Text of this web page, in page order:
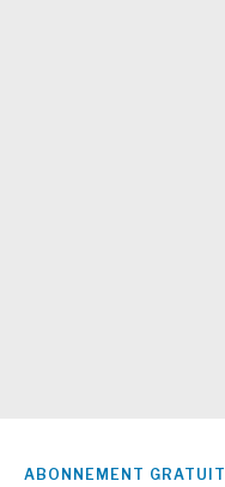
ABONNEMENT GRATUIT